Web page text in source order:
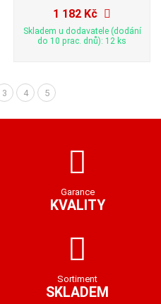
1 182 Kč
Skladem u dodavatele (dodání
do 10 prac. dnů): 12 ks
3 4 5
Garance
KVALITY
Sortiment
SKLADEM